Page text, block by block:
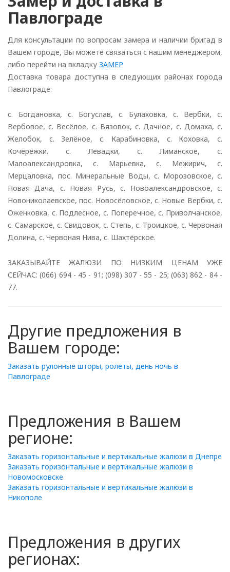
Павлограде
Для консультации по вопросам замера и наличии бригад в
Вашем городе, Вы можете связаться с нашим менеджером,
либо перейти на вкладку ЗАМЕР
Доставка товара доступна в следующих районах города
Павлограде:
с. Богдановка, с. Богуслав, с. Булаховка, с. Вербки, с.
Вербовое, с. Весёлое, с. Вязовок, с. Дачное, с. Домаха, с.
Желобок, с. Зелёное, с. Карабиновка, с. Коховка, с.
Кочерёжки. с. Левадки, с. Лиманское, с.
Малоалександровка, с. Марьевка, с. Межирич, с.
Мерцаловка, пос. Минеральные Воды, с. Морозовское, с.
Новая Дача, с. Новая Русь, с. Новоалександровское, с.
Новониколаевское, пос. Новосёловское, с. Новые Вербки, с.
Оженковка, с. Подлесное, с. Поперечное, с. Приволчанское,
с. Самарское, с. Свидовок, с. Степь, с. Троицкое, с. Червоная
Долина, с. Червоная Нива, с. Шахтёрское.
ЗАКАЗЫВАЙТЕ ЖАЛЮЗИ ПО НИЗКИМ ЦЕНАМ УЖЕ
СЕЙЧАС: (066) 694 - 45 - 91; (098) 307 - 55 - 25; (063) 862 - 84 -
77.
Другие предложения в
Вашем городе:
Заказать рулонные шторы, ролеты, день ночь в
Павлограде
Предложения в Вашем
регионе:
Заказать горизонтальные и вертикальные жалюзи в Днепре
Заказать горизонтальные и вертикальные жалюзи в
Новомосковске
Заказать горизонтальные и вертикальные жалюзи в
Никополе
Предложения в других
регионах: